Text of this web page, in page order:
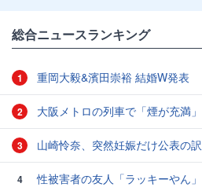
総合ニュースランキング
1 重岡大毅&濱田崇裕 結婚W発表
2 大阪メトロの列車で「煙が充満」
3 山崎怜奈、突然妊娠だけ公表の訳
4 性被害者の友人「ラッキーやん」